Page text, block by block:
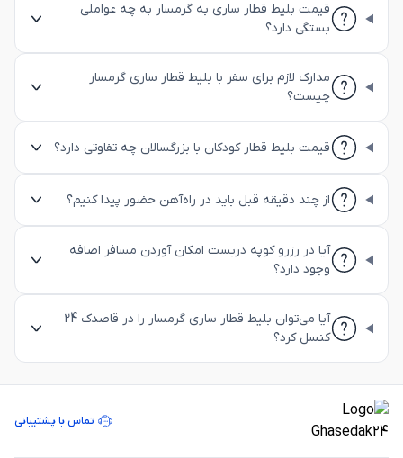
قیمت بلیط قطار ساری به گرمسار به چه عواملی
بستگی دارد؟
مدارک لازم برای سفر با بلیط قطار ساری گرمسار
چیست؟
قیمت بلیط قطار کودکان با بزرگسالان چه تفاوتی دارد؟
از چند دقیقه قبل باید در راه‌آهن حضور پیدا کنیم؟
آیا در رزرو کوپه دربست امکان آوردن مسافر اضافه
وجود دارد؟
آیا می‌توان بلیط قطار ساری گرمسار را در قاصدک 24
کنسل کرد؟
تماس با پشتیبانی